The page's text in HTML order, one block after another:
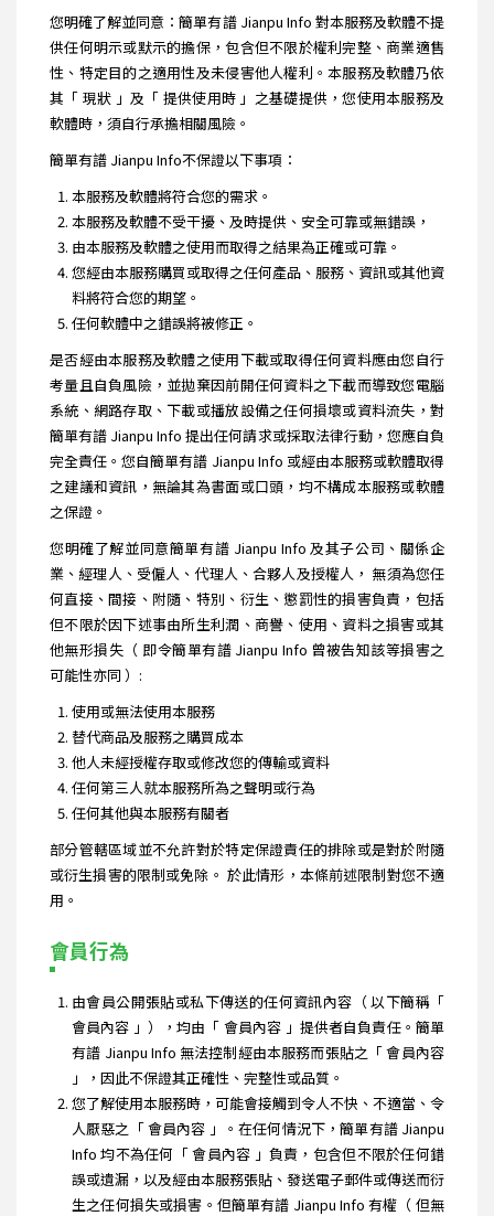
您明確了解並同意：簡單有譜 Jianpu Info 對本服務及軟體不提
供任何明示或默示的擔保，包含但不限於權利完整、商業適售
性、特定目的之適用性及未侵害他人權利。本服務及軟體乃依
其「 現狀 」及「 提供使用時 」之基礎提供，您使用本服務及
軟體時，須自行承擔相關風險。
簡單有譜 Jianpu Info不保證以下事項：
本服務及軟體將符合您的需求。
本服務及軟體不受干擾、及時提供、安全可靠或無錯誤，
由本服務及軟體之使用而取得之結果為正確或可靠。
您經由本服務購買或取得之任何產品、服務、資訊或其他資
料將符合您的期望。
任何軟體中之錯誤將被修正。
是否經由本服務及軟體之使用下載或取得任何資料應由您自行
考量且自負風險，並拋棄因前開任何資料之下載而導致您電腦
系統、網路存取、下載或播放設備之任何損壞或資料流失，對
簡單有譜 Jianpu Info 提出任何請求或採取法律行動，您應自負
完全責任。您自簡單有譜 Jianpu Info 或經由本服務或軟體取得
之建議和資訊，無論其為書面或口頭，均不構成本服務或軟體
之保證。
您明確了解並同意簡單有譜 Jianpu Info 及其子公司、關係企
業、經理人、受僱人、代理人、合夥人及授權人， 無須為您任
何直接、間接、附隨、特別、衍生、懲罰性的損害負責，包括
但不限於因下述事由所生利潤、商譽、使用、資料之損害或其
他無形損失（ 即令簡單有譜 Jianpu Info 曾被告知該等損害之
可能性亦同 ）:
使用或無法使用本服務
替代商品及服務之購買成本
他人未經授權存取或修改您的傳輸或資料
任何第三人就本服務所為之聲明或行為
任何其他與本服務有關者
部分管轄區域並不允許對於特定保證責任的排除或是對於附隨
或衍生損害的限制或免除。 於此情形，本條前述限制對您不適
用。
會員行為
由會員公開張貼或私下傳送的任何資訊內容（ 以下簡稱「
會員內容 」），均由「 會員內容 」提供者自負責任。簡單
有譜 Jianpu Info 無法控制經由本服務而張貼之「 會員內容
」，因此不保證其正確性、完整性或品質。
您了解使用本服務時，可能會接觸到令人不快、不適當、令
人厭惡之「 會員內容 」。在任何情況下，簡單有譜 Jianpu
Info 均不為任何「 會員內容 」負責，包含但不限於任何錯
誤或遺漏，以及經由本服務張貼、發送電子郵件或傳送而衍
生之任何損失或損害。但簡單有譜 Jianpu Info 有權（ 但無